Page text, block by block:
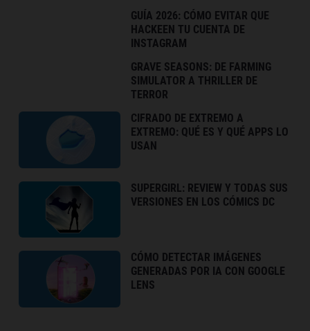
GUÍA 2026: CÓMO EVITAR QUE
HACKEEN TU CUENTA DE
INSTAGRAM
GRAVE SEASONS: DE FARMING
SIMULATOR A THRILLER DE
TERROR
CIFRADO DE EXTREMO A
EXTREMO: QUÉ ES Y QUÉ APPS LO
USAN
SUPERGIRL: REVIEW Y TODAS SUS
VERSIONES EN LOS CÓMICS DC
CÓMO DETECTAR IMÁGENES
GENERADAS POR IA CON GOOGLE
LENS